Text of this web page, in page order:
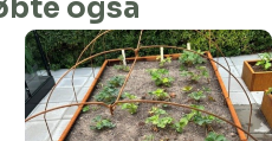
også